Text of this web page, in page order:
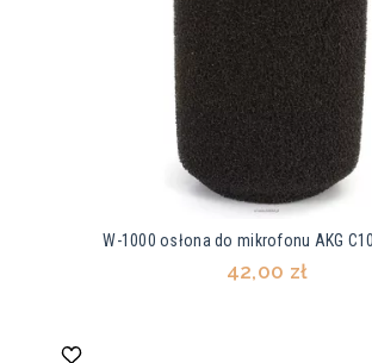
W-1000 osłona do mikrofonu AKG
42,00 zł